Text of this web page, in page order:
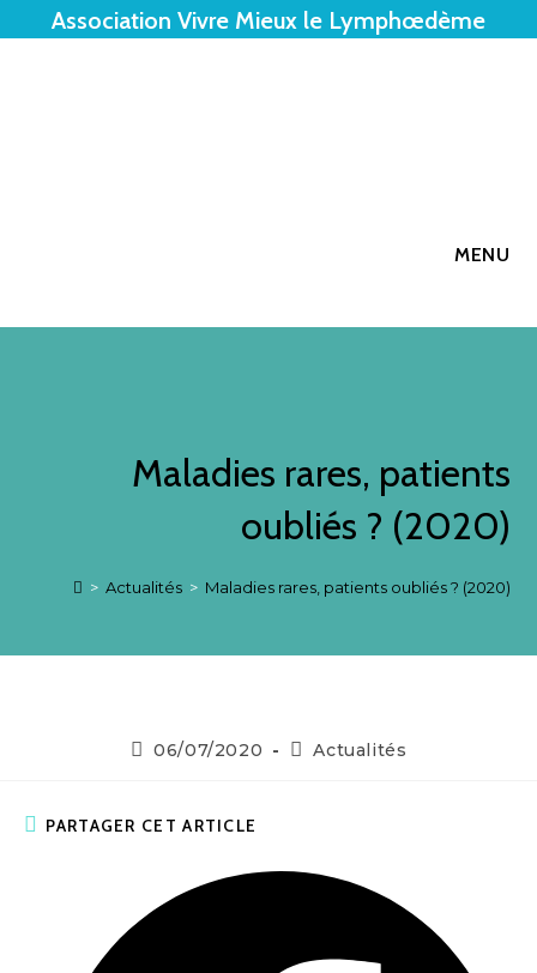
Association Vivre Mieux le Lymphœdème
MENU
Maladies rares, patients
oubliés ? (2020)
> Actualités > Maladies rares, patients oubliés ? (2020)
06/07/2020 Actualités
PARTAGER CET ARTICLE